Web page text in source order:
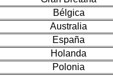
Bélgica
Australia
España
Holanda
Polonia